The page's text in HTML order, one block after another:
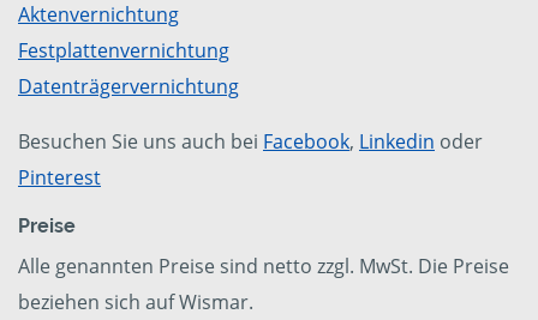
Aktenvernichtung
Festplattenvernichtung
Datenträgervernichtung
Besuchen Sie uns auch bei Facebook, Linkedin oder
Pinterest
Preise
Alle genannten Preise sind netto zzgl. MwSt. Die Preise
beziehen sich auf Wismar.